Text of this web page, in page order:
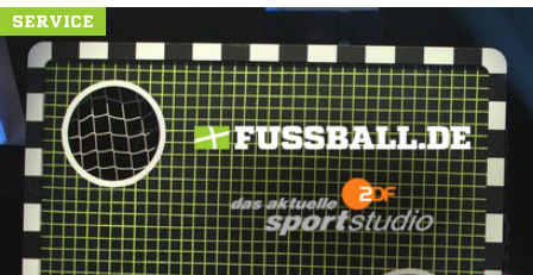
SERVICE